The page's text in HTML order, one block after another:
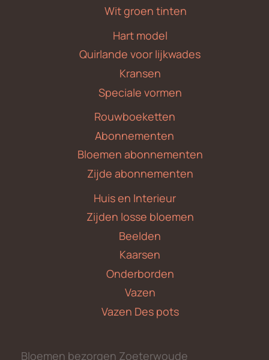
Wit groen tinten
Hart model
Quirlande voor lijkwades
Kransen
Speciale vormen
Rouwboeketten
Abonnementen
Bloemen abonnementen
Zijde abonnementen
Huis en Interieur
Zijden losse bloemen
Beelden
Kaarsen
Onderborden
Vazen
Vazen Des pots
Bloemen bezorgen Zoeterwoude